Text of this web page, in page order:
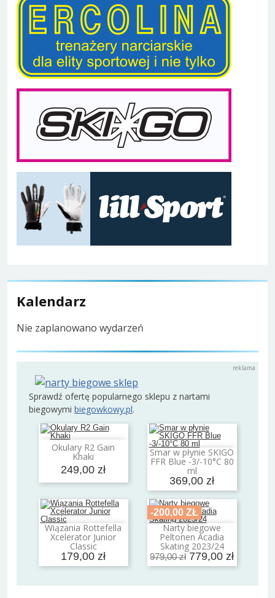
Kalendarz
Nie zaplanowano wydarzeń
Sprawdź ofertę popularnego sklepu z nartami
biegowymi biegowkowy.pl.
Okulary R2 Gain
Khaki
249,00 zł
Dodaj do koszyka Smar w płynie SKIGO
FFR Blue -3/-10°C 80
ml
369,00 zł
Dodaj do koszyka
Wiązania Rottefella
Xcelerator Junior
Classic
179,00 zł
Dodaj do koszyka
-200,00 ZŁ
Narty biegowe
Peltonen Acadia
Skating 2023/24
979,00 zł 779,00 zł
Dodaj do koszyka